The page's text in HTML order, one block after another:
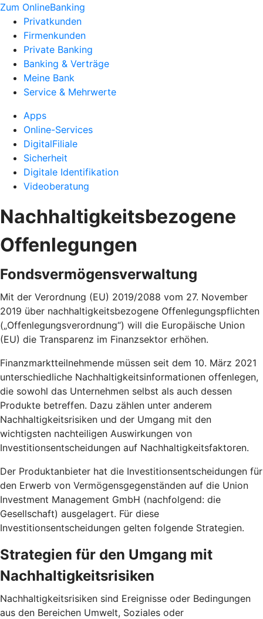
Zum OnlineBanking
Privatkunden
Firmenkunden
Private Banking
Banking & Verträge
Meine Bank
Service & Mehrwerte
Apps
Online-Services
DigitalFiliale
Sicherheit
Digitale Identifikation
Videoberatung
Nachhaltigkeitsbezogene
Offenlegungen
Fondsvermögensverwaltung
Mit der Verordnung (EU) 2019/2088 vom 27. November
2019 über nachhaltigkeitsbezogene Offenlegungspflichten
(„Offenlegungsverordnung“) will die Europäische Union
(EU) die Transparenz im Finanzsektor erhöhen.
Finanzmarktteilnehmende müssen seit dem 10. März 2021
unterschiedliche Nachhaltigkeitsinformationen offenlegen,
die sowohl das Unternehmen selbst als auch dessen
Produkte betreffen. Dazu zählen unter anderem
Nachhaltigkeitsrisiken und der Umgang mit den
wichtigsten nachteiligen Auswirkungen von
Investitionsentscheidungen auf Nachhaltigkeitsfaktoren.
Der Produktanbieter hat die Investitionsentscheidungen für
den Erwerb von Vermögensgegenständen auf die Union
Investment Management GmbH (nachfolgend: die
Gesellschaft) ausgelagert. Für diese
Investitionsentscheidungen gelten folgende Strategien.
Strategien für den Umgang mit
Nachhaltigkeitsrisiken
Nachhaltigkeitsrisiken sind Ereignisse oder Bedingungen
aus den Bereichen Umwelt, Soziales oder